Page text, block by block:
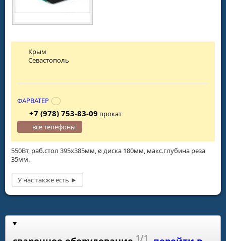
550Вт, раб.стол 395х385мм, ø диска 180мм, макс.глубина реза
35мм.
Крым
Севастополь
ФАРВАТЕР
+7 (978) 753-83-09 прокат
все телефоны
1/1